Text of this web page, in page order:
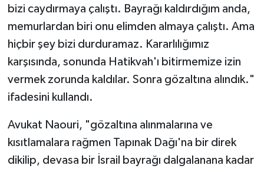
bizi caydırmaya çalıştı. Bayrağı kaldırdığım anda,
memurlardan biri onu elimden almaya çalıştı. Ama
hiçbir şey bizi durduramaz. Kararlılığımız
karşısında, sonunda Hatikvah'ı bitirmemize izin
vermek zorunda kaldılar. Sonra gözaltına alındık."
ifadesini kullandı.
Avukat Naouri, "gözaltına alınmalarına ve
kısıtlamalara rağmen Tapınak Dağı'na bir direk
dikilip, devasa bir İsrail bayrağı dalgalanana kadar
Denizli Müftülüğü
Düzce Müftülüğü
Edirne Müftülüğü
Elazığ Müftülüğü
Erzincan Müftülüğü
Diyanet TV
YAŞAM